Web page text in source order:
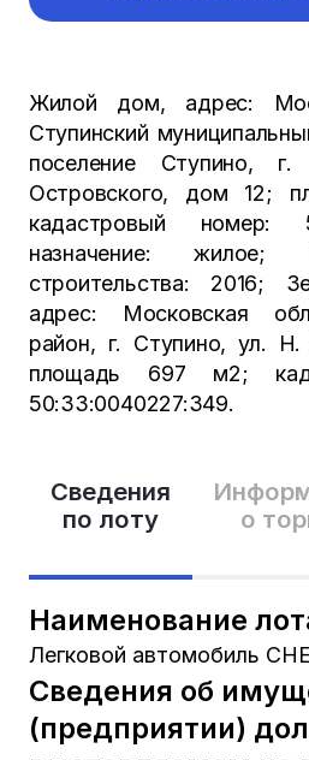
Сведения
по лоту
о
Наименование
Легковой автомобиль
Сведения об
(предприятии)
Жилой дом, адрес:
Ступинский
поселение Ступино,
Островского, дом 12;
кадастровый номер:
назначение: жилое;
строительства: 2016;
адрес: Московская
район, г. Ступино, ул. Н.
площадь 697 м2;
50:33:0040227:349.